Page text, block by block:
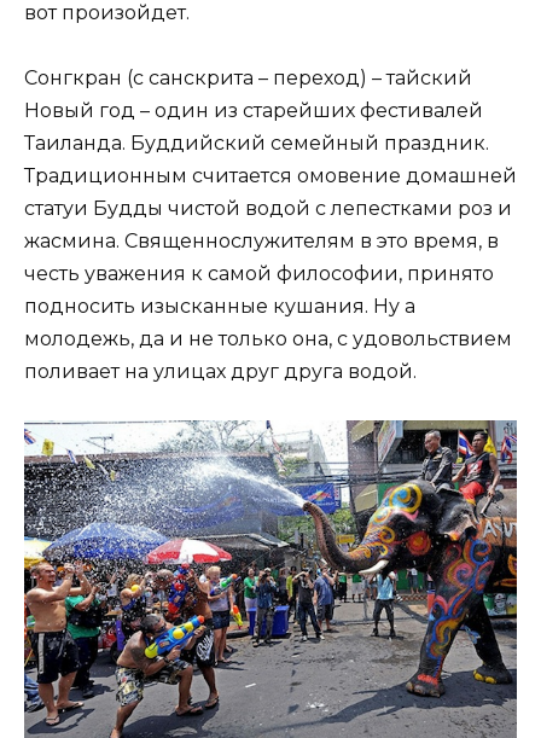
вот произойдет.
Сонгкран (с санскрита – переход) – тайский
Новый год – один из старейших фестивалей
Таиланда. Буддийский семейный праздник.
Традиционным считается омовение домашней
статуи Будды чистой водой с лепестками роз и
жасмина. Священнослужителям в это время, в
честь уважения к самой философии, принято
подносить изысканные кушания. Ну а
молодежь, да и не только она, с удовольствием
поливает на улицах друг друга водой.